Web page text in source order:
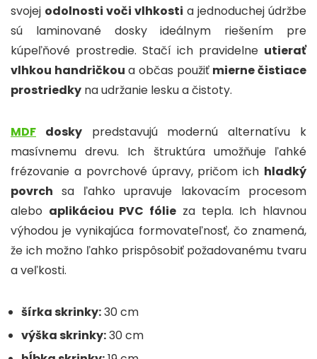
svojej odolnosti voči vlhkosti a jednoduchej údržbe
sú laminované dosky ideálnym riešením pre
kúpeľňové prostredie. Stačí ich pravidelne utierať
vlhkou handričkou a občas použiť mierne čistiace
prostriedky na udržanie lesku a čistoty.
MDF doskypredstavujú modernú alternatívu k
masívnemu drevu. Ich štruktúra umožňuje ľahké
frézovanie a povrchové úpravy, pričom ich hladký
povrch sa ľahko upravuje lakovacím procesom
alebo aplikáciou PVC fólie za tepla. Ich hlavnou
výhodou je vynikajúca formovateľnosť, čo znamená,
že ich možno ľahko prispôsobiť požadovanému tvaru
a veľkosti.
šírka skrinky:30 cm
výška skrinky:30 cm